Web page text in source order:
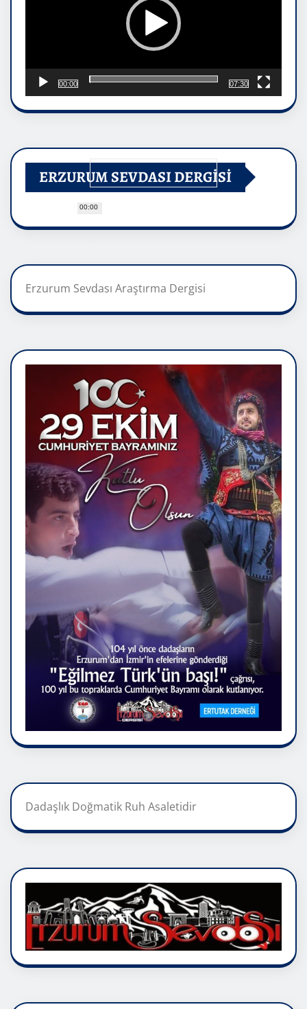
00:00
00:00
07:30
ERZURUM SEVDASI DERGİSİ
Erzurum Sevdası Araştırma Dergisi
Dadaşlık Doğmatik Ruh Asaletidir